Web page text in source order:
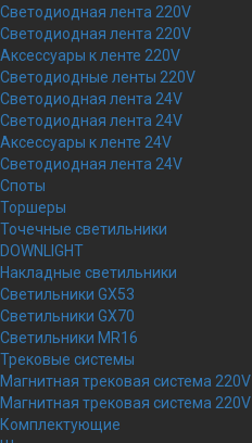
Светодиодная лента 220V
Светодиодная лента 220V
Аксессуары к ленте 220V
Светодиодные ленты 220V
Светодиодная лента 24V
Светодиодная лента 24V
Аксессуары к ленте 24V
Светодиодная лента 24V
Споты
Торшеры
Точечные светильники
DOWNLIGHT
Накладные светильники
Светильники GX53
Светильники GX70
Светильники MR16
Трековые системы
Магнитная трековая система 220V
Магнитная трековая система 220V
Комплектующие